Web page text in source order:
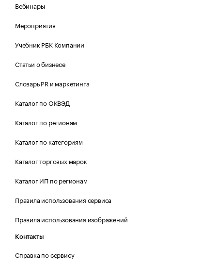
Вебинары
Мероприятия
Учебник РБК Компании
Статьи о бизнесе
Словарь PR и маркетинга
Каталог по ОКВЭД
Каталог по регионам
Каталог по категориям
Каталог торговых марок
Каталог ИП по регионам
Правила использования сервиса
Правила использования изображений
Контакты
Справка по сервису